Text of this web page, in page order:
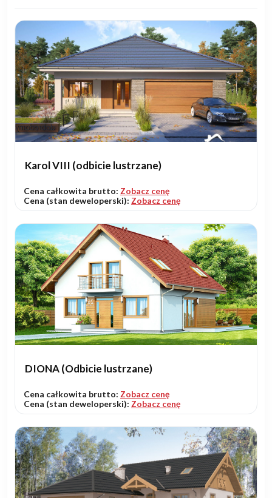
Karol VIII (odbicie lustrzane)
Cena całkowita brutto: Zobacz cenę
Cena (stan deweloperski): Zobacz cenę
DIONA (Odbicie lustrzane)
Cena całkowita brutto: Zobacz cenę
Cena (stan deweloperski): Zobacz cenę